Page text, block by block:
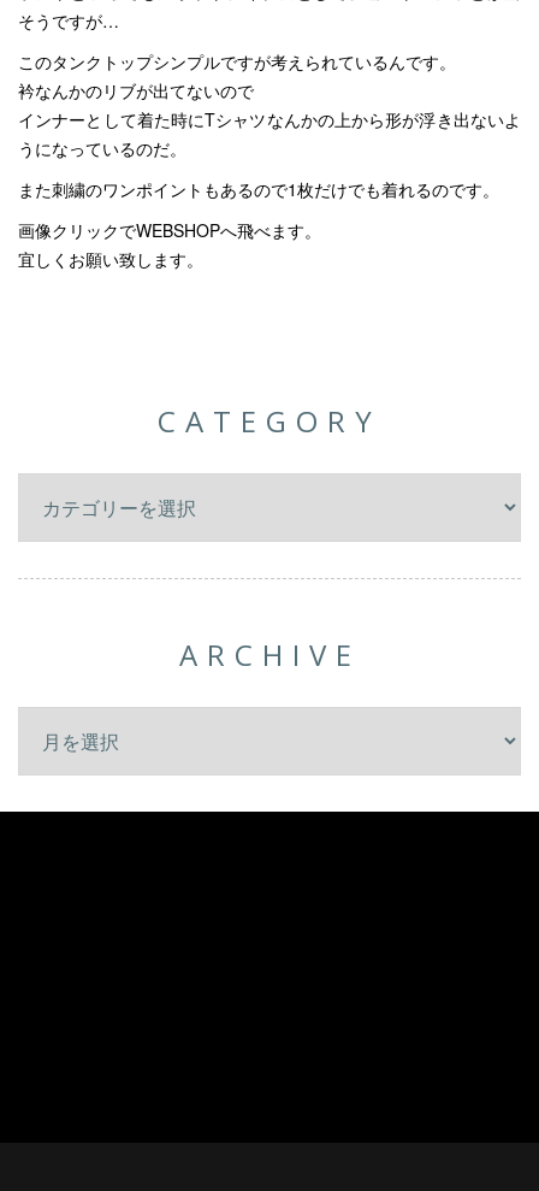
そうですが…
このタンクトップシンプルですが考えられているんです。
衿なんかのリブが出てないので
インナーとして着た時にTシャツなんかの上から形が浮き出ないよ
うになっているのだ。
また刺繍のワンポイントもあるので1枚だけでも着れるのです。
画像クリックでWEBSHOPへ飛べます。
宜しくお願い致します。
CATEGORY
ARCHIVE